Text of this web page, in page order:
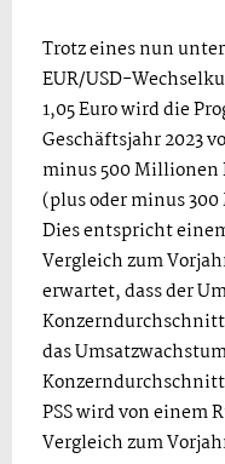
Trotz eines nun
EUR/USD-
1,05 Euro wird die
Geschäftsjahr 2023
minus 500 Millionen
(plus oder minus
Dies entspricht
Vergleich zum
erwartet, dass der
Konzerndurchschnitt
das
PSS wird von einem
Vergleich zum